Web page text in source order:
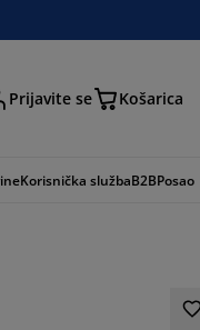
Prijavite se Košarica
Korisnička službaB2BPosao